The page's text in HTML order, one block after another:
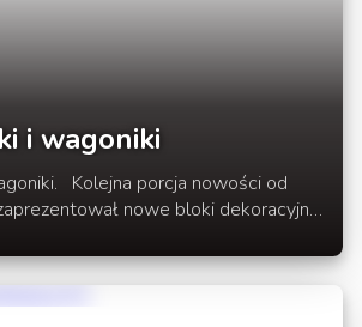
i wagoniki
Kolejna porcja nowości od
nowe bloki dekoracyjne
który przybliża nas do wersji